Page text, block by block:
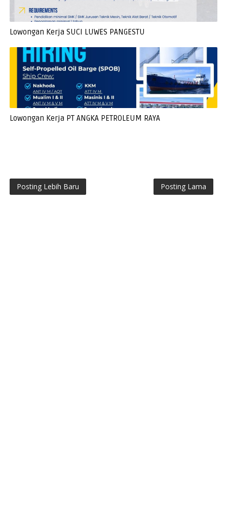
Lowongan Kerja SUCI LUWES PANGESTU
Lowongan Kerja PT ANGKA PETROLEUM RAYA
Posting Lebih Baru Posting Lama